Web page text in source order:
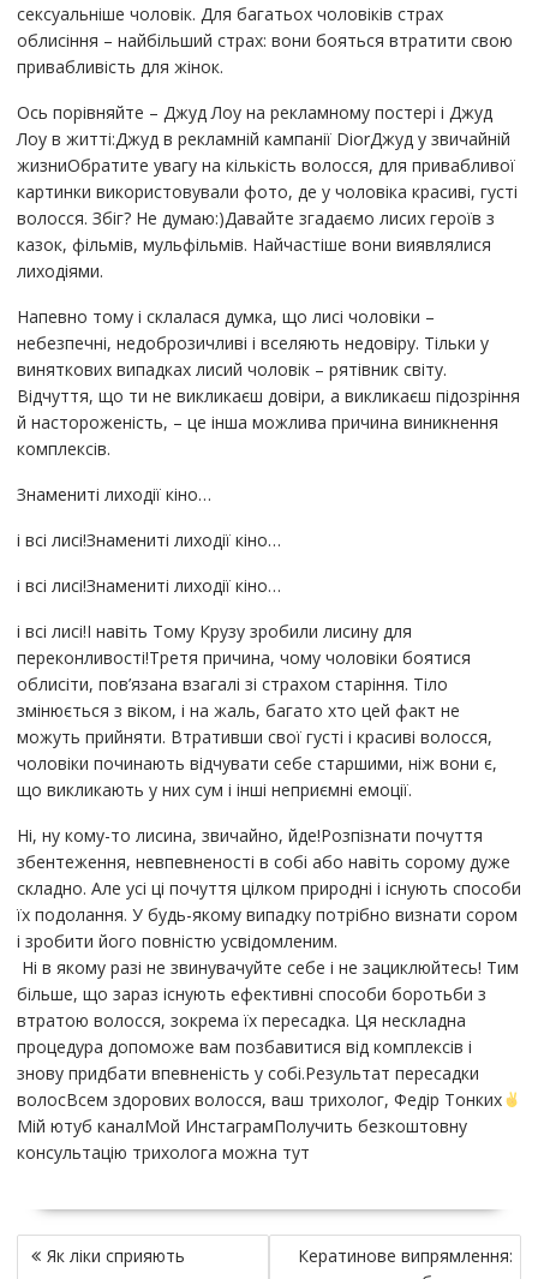
сексуальніше чоловік. Для багатьох чоловіків страх
облисіння – найбільший страх: вони бояться втратити свою
привабливість для жінок.
Ось порівняйте – Джуд Лоу на рекламному постері і Джуд
Лоу в житті:Джуд в рекламній кампанії DiorДжуд у звичайній
жизниОбратите увагу на кількість волосся, для привабливої
картинки використовували фото, де у чоловіка красиві, густі
волосся. Збіг? Не думаю:)Давайте згадаємо лисих героїв з
казок, фільмів, мульфільмів. Найчастіше вони виявлялися
лиходіями.
Напевно тому і склалася думка, що лисі чоловіки –
небезпечні, недоброзичливі і вселяють недовіру. Тільки у
виняткових випадках лисий чоловік – рятівник світу.
Відчуття, що ти не викликаєш довіри, а викликаєш підозріння
й настороженість, – це інша можлива причина виникнення
комплексів.
Знамениті лиходії кіно…
і всі лисі!Знамениті лиходії кіно…
і всі лисі!Знамениті лиходії кіно…
і всі лисі!І навіть Тому Крузу зробили лисину для
переконливості!Третя причина, чому чоловіки боятися
облисіти, пов’язана взагалі зі страхом старіння. Тіло
змінюється з віком, і на жаль, багато хто цей факт не
можуть прийняти. Втративши свої густі і красиві волосся,
чоловіки починають відчувати себе старшими, ніж вони є,
що викликають у них сум і інші неприємні емоції.
Ні, ну кому-то лисина, звичайно, йде!Розпізнати почуття
збентеження, невпевненості в собі або навіть сорому дуже
складно. Але усі ці почуття цілком природні і існують способи
їх подолання. У будь-якому випадку потрібно визнати сором
і зробити його повністю усвідомленим.
Ні в якому разі не звинувачуйте себе і не зациклюйтесь! Тим
більше, що зараз існують ефективні способи боротьби з
втратою волосся, зокрема їх пересадка. Ця нескладна
процедура допоможе вам позбавитися від комплексів і
знову придбати впевненість у собі.Результат пересадки
волосВсем здорових волосся, ваш трихолог, Федір Тонких
Мій ютуб каналМой ИнстаграмПолучить безкоштовну
консультацію трихолога можна тут
Н
Як ліки сприяють
Кератинове випрямлення: